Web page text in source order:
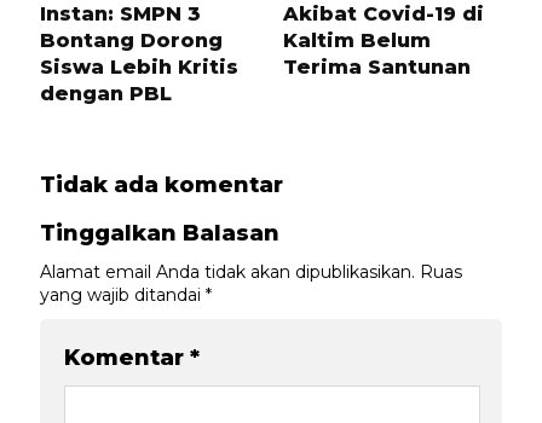
Instan: SMPN 3
Bontang Dorong
Siswa Lebih Kritis
dengan PBL
Akibat Covid-19 di
Kaltim Belum
Terima Santunan
Tidak ada komentar
Tinggalkan Balasan
Alamat email Anda tidak akan dipublikasikan. Ruas
yang wajib ditandai *
Komentar *